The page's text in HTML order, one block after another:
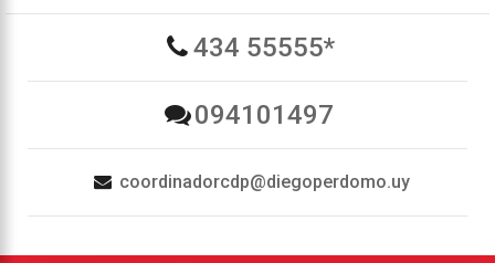
434 55555*
094101497
coordinadorcdp@diegoperdomo.uy